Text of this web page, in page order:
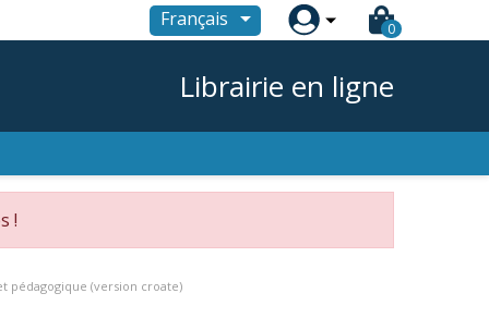
Français  0
Librairie en ligne
!
pédagogique (version croate)